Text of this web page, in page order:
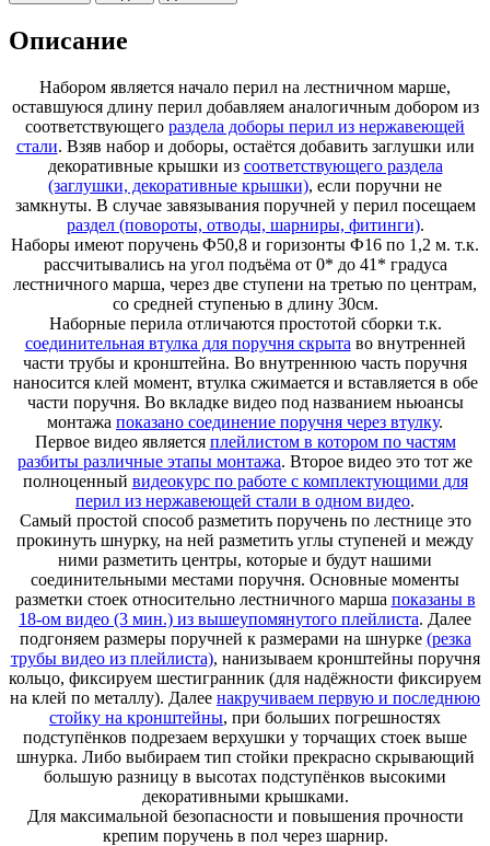
Описание
Набором является начало перил на лестничном марше,
оставшуюся длину перил добавляем аналогичным добором из
соответствующего раздела доборы перил из нержавеющей
стали. Взяв набор и доборы, остаётся добавить заглушки или
декоративные крышки из соответствующего раздела
(заглушки, декоративные крышки), если поручни не
замкнуты. В случае завязывания поручней у перил посещаем
раздел (повороты, отводы, шарниры, фитинги).
Наборы имеют поручень Ф50,8 и горизонты Ф16 по 1,2 м. т.к.
рассчитывались на угол подъёма от 0* до 41* градуса
лестничного марша, через две ступени на третью по центрам,
со средней ступенью в длину 30см.
Наборные перила отличаются простотой сборки т.к.
соединительная втулка для поручня скрыта во внутренней
части трубы и кронштейна. Во внутреннюю часть поручня
наносится клей момент, втулка сжимается и вставляется в обе
части поручня. Во вкладке видео под названием ньюансы
монтажа показано соединение поручня через втулку.
Первое видео является плейлистом в котором по частям
разбиты различные этапы монтажа. Второе видео это тот же
полноценный видеокурс по работе с комплектующими для
перил из нержавеющей стали в одном видео.
Самый простой способ разметить поручень по лестнице это
прокинуть шнурку, на ней разметить углы ступеней и между
ними разметить центры, которые и будут нашими
соединительными местами поручня. Основные моменты
разметки стоек относительно лестничного марша показаны в
18-ом видео (3 мин.) из вышеупомянутого плейлиста. Далее
подгоняем размеры поручней к размерами на шнурке (резка
трубы видео из плейлиста), нанизываем кронштейны поручня
кольцо, фиксируем шестигранник (для надёжности фиксируем
на клей по металлу). Далее накручиваем первую и последнюю
стойку на кронштейны, при больших погрешностях
подступёнков подрезаем верхушки у торчащих стоек выше
шнурка. Либо выбираем тип стойки прекрасно скрывающий
большую разницу в высотах подступёнков высокими
декоративными крышками.
Для максимальной безопасности и повышения прочности
крепим поручень в пол через шарнир.